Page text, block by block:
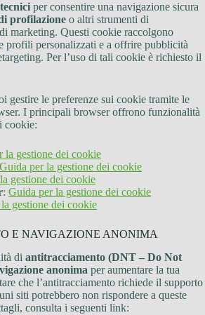
per consentire una navigazione sicura
profilazione o altri strumenti di
marketing. Questi cookie raccolgono
profili personalizzati e a offrire pubblicità
Per l’uso di tali cookie è richiesto il
gestire le preferenze sui cookie tramite le
I principali browser offrono funzionalità
cookie:
la gestione dei cookie
Guida per la gestione dei cookie
gestione dei cookie
: Guida per la gestione dei cookie
gestione dei cookie
E NAVIGAZIONE ANONIMA
di antitracciamento (DNT – Do Not
anonima per aumentare la tua
che l’antitracciamento richiede il supporto
siti potrebbero non rispondere a queste
consulta i seguenti link: